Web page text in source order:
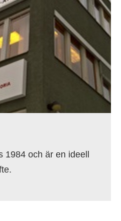
1984 och är en ideell